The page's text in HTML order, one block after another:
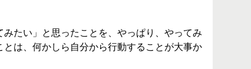
たい」と思ったことを、やっぱり、やってみ
は、何かしら自分から行動することが大事か